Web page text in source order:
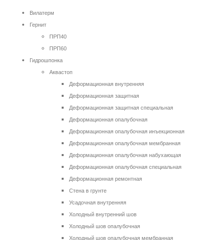
Вилатерм
Гернит
ПРП40
ПРП60
Гидрошпонка
Аквастоп
Деформационная внутренняя
Деформационная защитная
Деформационная защитная специальная
Деформационная опалубочная
Деформационная опалубочная инъекционная
Деформационная опалубочная мембранная
Деформационная опалубочная набухающая
Деформационная опалубочная специальная
Деформационная ремонтная
Стена в грунте
Усадочная внутренняя
Холодный внутренний шов
Холодный шов опалубочная
Холодный шов опалубочная мембранная